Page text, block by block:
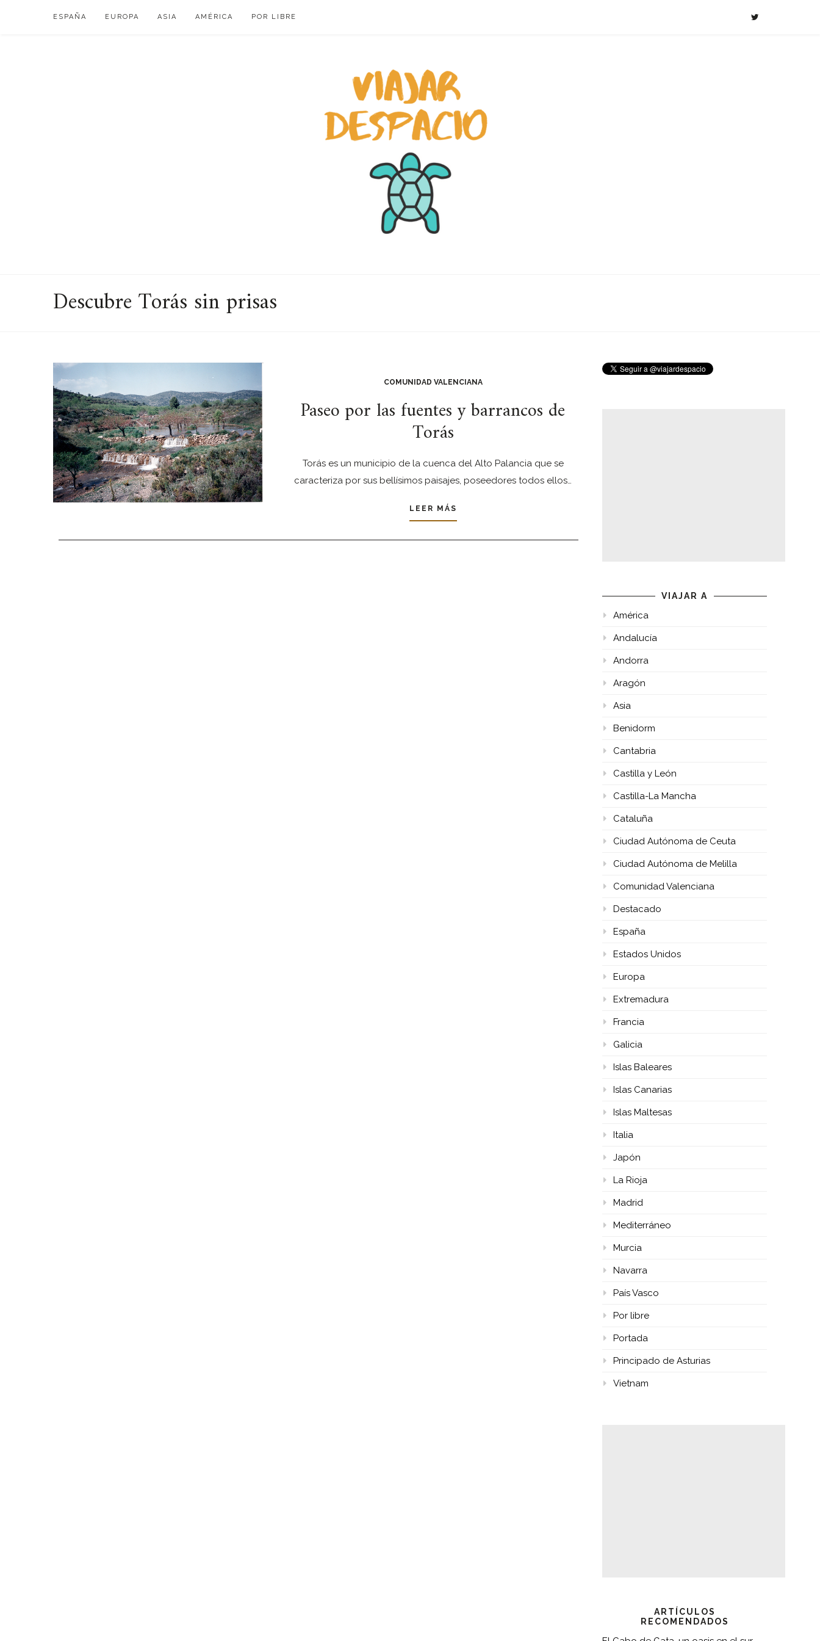
ESPAÑA EUROPA ASIA AMÉRICA POR LIBRE
Descubre Torás sin prisas
COMUNIDAD VALENCIANA
Paseo por las fuentes y barrancos de
Torás
Torás es un municipio de la cuenca del Alto Palancia que se
caracteriza por sus bellísimos paisajes, poseedores todos ellos…
LEER MÁS
VIAJAR A
América
Andalucía
Andorra
Aragón
Asia
Benidorm
Cantabria
Castilla y León
Castilla-La Mancha
Cataluña
Ciudad Autónoma de Ceuta
Ciudad Autónoma de Melilla
Comunidad Valenciana
Destacado
España
Estados Unidos
Europa
Extremadura
Francia
Galicia
Islas Baleares
Islas Canarias
Islas Maltesas
Italia
Japón
La Rioja
Madrid
Mediterráneo
Murcia
Navarra
País Vasco
Por libre
Portada
Principado de Asturias
Vietnam
ARTÍCULOS
RECOMENDADOS